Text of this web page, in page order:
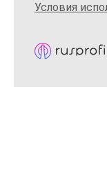
Условия